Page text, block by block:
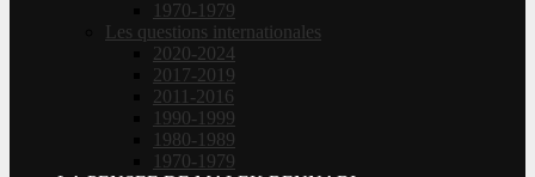
1970-1979
Les questions internationales
2020-2024
2017-2019
2011-2016
1990-1999
1980-1989
1970-1979